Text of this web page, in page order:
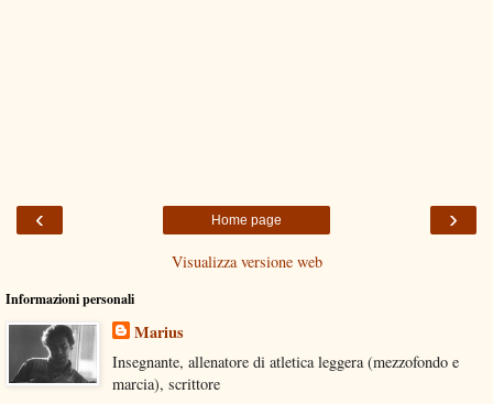
‹ ›
Home page
Visualizza versione web
Informazioni personali
Marius
Insegnante, allenatore di atletica leggera (mezzofondo e
marcia), scrittore